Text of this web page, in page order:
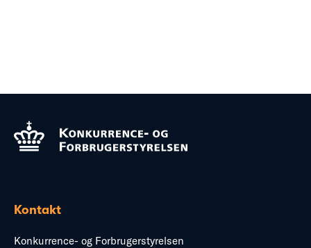
Kontakt
Konkurrence- og Forbrugerstyrelsen